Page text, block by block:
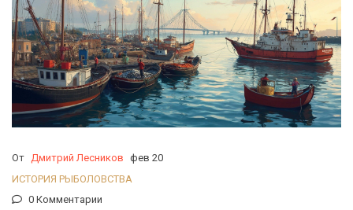
От Дмитрий Лесников фев 20
ИСТОРИЯ РЫБОЛОВСТВА
0 Комментарии